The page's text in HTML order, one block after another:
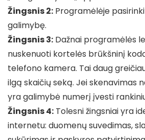
Žingsnis 2: Programėlėje
galimybę.
Žingsnis 3: Dažnai programėlės
nuskenuoti kortelės brūkšninį
telefono kamera. Tai daug
ilgą skaičių seką. Jei skenavimas
yra galimybė numerį įvesti
Žingsnis 4: Tolesni žingsniai yra
internetu: duomenų suvedimas,